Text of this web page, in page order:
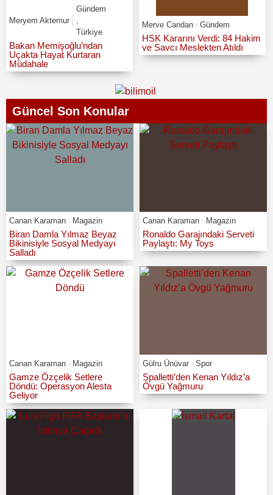
Meryem Aktemur
Gündem
Türkiye
Bakan Memişoğlu’ndan
Uçakta Hayat Kurtaran
Müdahale
Merve Candan Gündem
HSK Kararını Verdi: 84 Hakim
ve Savcı Meslekten Atıldı
Güncel Son Konular
Canan Karaman Magazin
Biran Damla Yılmaz Beyaz
Bikinisiyle Sosyal Medyayı
Salladı
Canan Karaman Magazin
Ronaldo Garajındaki Serveti
Paylaştı: My Toys
Canan Karaman Magazin
Gamze Özçelik Setlere
Döndü: Operasyon Alesta
Geliyor
Gülru Ünüvar Spor
Spalletti’den Kenan Yıldız’a
Övgü Yağmuru